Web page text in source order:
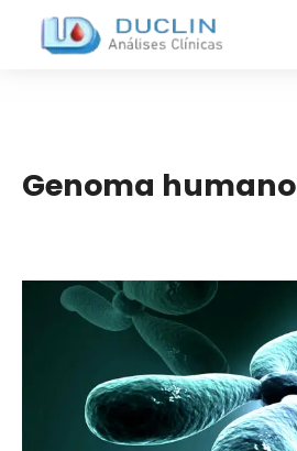
Genoma humano